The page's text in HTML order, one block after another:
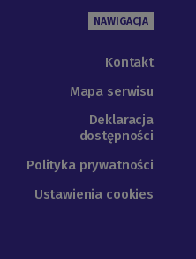
NAWIGACJA
Kontakt
Mapa serwisu
Deklaracja
dostępności
Polityka prywatności
Ustawienia cookies